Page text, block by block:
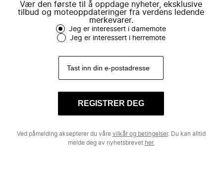
Vær den første til å oppdage nyheter, eksklusive
tilbud og moteoppdateringer fra verdens ledende
merkevarer.
Jeg er interessert i damemote
Jeg er interessert i herremote
REGISTRER DEG
Ved påmelding aksepterer du våre vilkår og betingelser. Du kan alltid
melde deg av nyhetsbrevet her.